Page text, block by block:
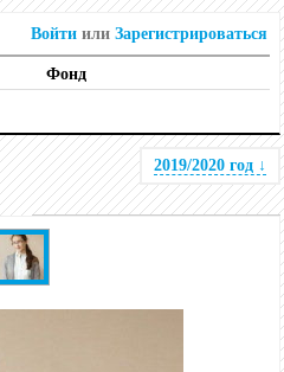
Фонд
Войти или Зарегистрироваться
2019/2020 год ↓